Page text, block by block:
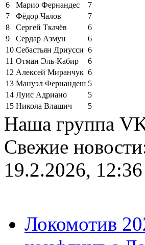
6
Марио Фернандес
7
7
Фёдор Чалов
7
8
Сергей Ткачёв
6
9
Сердар Азмун
6
10 Себастьян Дриусси 6
11 Отман Эль-Кабир
6
12 Алексей Миранчук 6
13 Мануэл Фернандеш 5
14 Луис Адриано
5
15 Никола Влашич 5
Наша группа
Свежие
19.2.2026, 12:36
Локомотив